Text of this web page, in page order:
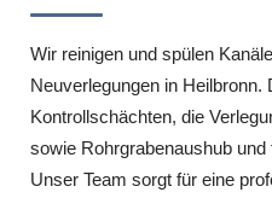
Wir reinigen und spülen
Neuverlegungen in
Kontrollschächten, die
sowie Rohrgrabenaushub
Unser Team sorgt für eine